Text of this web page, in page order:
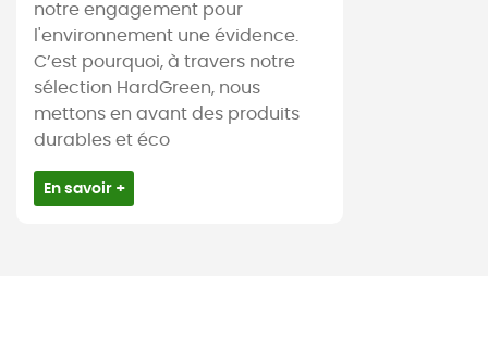
notre engagement pour
l'environnement une évidence.
C’est pourquoi, à travers notre
sélection HardGreen, nous
mettons en avant des produits
durables et éco
En savoir +